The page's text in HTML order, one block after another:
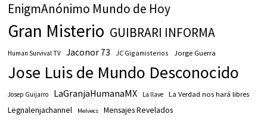
EnigmAnónimo Mundo de Hoy
Gran Misterio GUIBRARI INFORMA
Human Survival TV Jaconor 73 JC Gigamisterios Jorge Guerra
Jose Luis de Mundo Desconocido
Josep Guijarro LaGranjaHumanaMX La llave La Verdad nos hará libres
Legnalenjachannel Melvecs Mensajes Revelados